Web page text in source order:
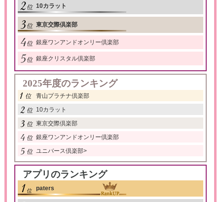
10カラット
東京交際倶楽部
銀座ワンアンドオンリー倶楽部
銀座クリスタル倶楽部
2025年度のランキング
青山プラチナ倶楽部
10カラット
東京交際倶楽部
銀座ワンアンドオンリー倶楽部
ユニバース倶楽部>
アプリのランキング
paters